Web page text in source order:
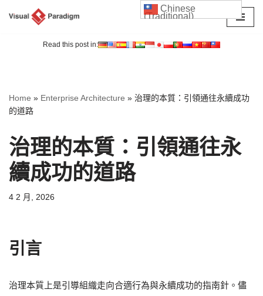
Read this post in:
Home » Enterprise Architecture » 治理的本質：引領通往永續成功
的道路
治理的本質：引領通往永
續成功的道路
4 2 月, 2026
引言
治理本質上是引導組織走向合適行為與永續成功的指南針。儘
Chinese
(Traditional)